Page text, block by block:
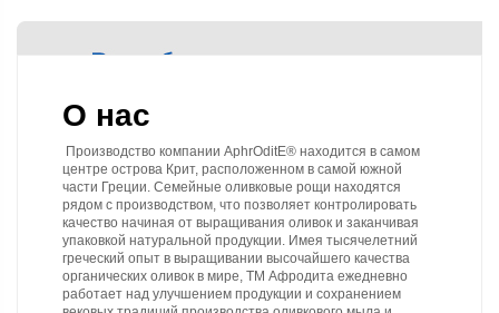
О нас
Производство компании AphrOditE® находится в самом
центре острова Крит, расположенном в самой южной
части Греции. Семейные оливковые рощи находятся
рядом с производством, что позволяет контролировать
качество начиная от выращивания оливок и заканчивая
упаковкой натуральной продукции. Имея тысячелетний
греческий опыт в выращивании высочайшего качества
органических оливок в мире, ТМ Афродита ежедневно
работает над улучшением продукции и сохранением